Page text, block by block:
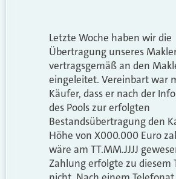
Letzte Woche haben wir die
Übertragung unseres
vertragsgemäß an den
eingeleitet. Vereinbart war
Käufer, dass er nach der
des Pools zur erfolgten
Bestandsübertragung den
Höhe von X000.000 Euro
wäre am TT.MM.JJJJ
Zahlung erfolgte zu diesem